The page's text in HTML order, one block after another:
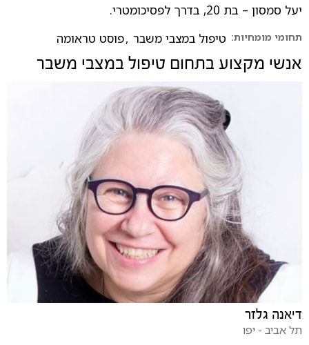
יעל סמסון – בת 20, בדרך לפסיכומטרי.
תחומי מומחיות: טיפול במצבי משבר ,פוסט טראומה
אנשי מקצוע בתחום טיפול במצבי משבר
דיאנה גלזר
תל אביב - יפו